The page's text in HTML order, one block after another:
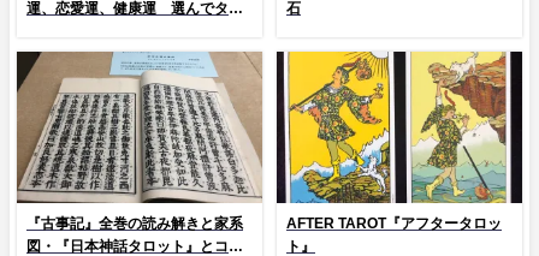
運、恋愛運、健康運 選んでタッ
石
『古事記』全巻の読み解きと家系
図・『日本神話タロット』とコラ
AFTER TAROT『アフタータロッ
ト』